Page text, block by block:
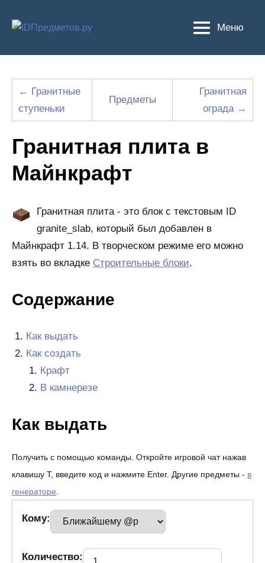
Меню
← Гранитные
ступеньки
Предметы
Гранитная
ограда →
Гранитная плита в
Майнкрафт
Гранитная плита - это блок с текстовым ID
granite_slab, который был добавлен в
Майнкрафт 1.14. В творческом режиме его можно
взять во вкладке Строительные блоки.
Содержание
Как выдать
Как создать
Крафт
В камнерезе
Как выдать
Получить с помощью команды. Откройте игровой чат нажав
клавишу T, введите код и нажмите Enter. Другие предметы - в
генераторе.
Кому:
Количество: